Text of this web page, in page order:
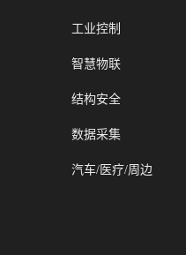
工业控制
智慧物联
结构安全
数据采集
汽车/医疗/周边